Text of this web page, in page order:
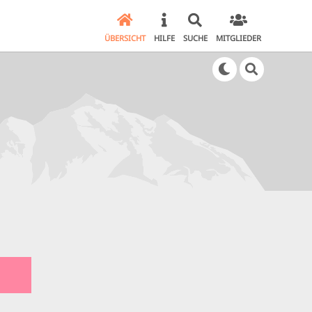
ÜBERSICHT HILFE SUCHE MITGLIEDER